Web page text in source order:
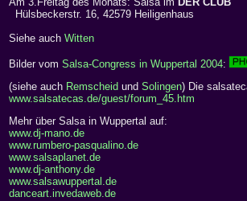
Hülsbeckerstr. 16, 42579 Heiligenhaus
Siehe auch Witten
Bilder vom Salsa-Congress in Wuppertal 2004:
(siehe auch Remscheid und Solingen) Die
www.salsatecas.de/guest/forum_45.htm
Mehr über Salsa in Wuppertal auf:
www.dj-mano.de
www.rumbero-pasqualino.de
www.salsaplanet.de
www.dj-anthony.de
www.salsawuppertal.de
danceart.invedaweb.de